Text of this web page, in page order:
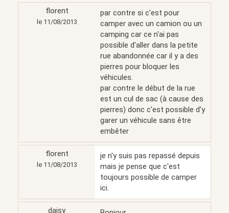
florent
le 11/08/2013
par contre si c'est pour
camper avec un camion ou un
camping car ce n'ai pas
possible d'aller dans la petite
rue abandonnée car il y a des
pierres pour bloquer les
véhicules.
par contre le début de la rue
est un cul de sac (à cause des
pierres) donc c'est possible d'y
garer un véhicule sans être
embêter
florent
le 11/08/2013
je n'y suis pas repassé depuis
mais je pense que c'est
toujours possible de camper
ici.
daisy